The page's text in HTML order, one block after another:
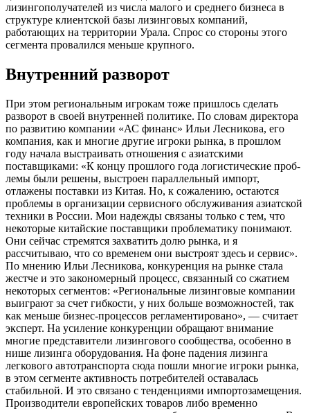
лизингополучателей из числа малого и среднего бизнеса в
структуре клиентской базы лизинговых компаний,
работающих на территории Урала. Спрос со стороны этого
сегмента провалился меньше крупного.
Внутренний разворот
При этом региональным игрокам тоже пришлось сделать
разворот в своей внутренней политике. По словам директора
по развитию компании «АС финанс» Ильи Лесникова, его
компания, как и многие другие игроки рынка, в прошлом
году начала выстраивать отношения с азиатскими
поставщиками: «К концу прошлого года логистические проб­
лемы были решены, выстроен параллельный импорт,
отлажены поставки из Китая. Но, к сожалению, остаются
проблемы в организации сервисного обслуживания азиатской
техники в России. Мои надежды связаны только с тем, что
некоторые китайские поставщики проблематику понимают.
Они сейчас стремятся захватить долю рынка, и я
рассчитываю, что со временем они выстроят здесь и сервис».
По мнению Ильи Лесникова, конкуренция на рынке стала
жестче и это закономерный процесс, связанный со сжатием
некоторых сегментов: «Региональные лизинговые компании
выиграют за счет гибкости, у них больше возможностей, так
как меньше бизнес-процессов регламентировано», — считает
эксперт. На усиление конкуренции обращают внимание
многие представители лизингового сообщества, особенно в
нише лизинга оборудования. На фоне падения лизинга
легкового автотранспорта сюда пошли многие игроки рынка,
в этом сегменте активность потребителей оставалась
стабильной. И это связано с тенденциями импортозамещения.
Производители европейских товаров либо временно